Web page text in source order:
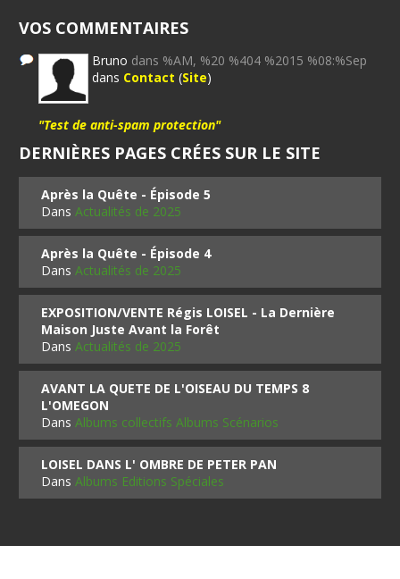
VOS COMMENTAIRES
Bruno dans %AM, %20 %404 %2015 %08:%Sep
dans Contact (Site)
"Test de anti-spam protection"
DERNIÈRES PAGES CRÉES SUR LE SITE
Après la Quête - Épisode 5
DansActualités de 2025
Après la Quête - Épisode 4
DansActualités de 2025
EXPOSITION/VENTE Régis LOISEL - La Dernière
Maison Juste Avant la Forêt
DansActualités de 2025
AVANT LA QUETE DE L'OISEAU DU TEMPS 8
L'OMEGON
DansAlbums collectifs Albums Scénarios
LOISEL DANS L' OMBRE DE PETER PAN
DansAlbums Editions Spéciales